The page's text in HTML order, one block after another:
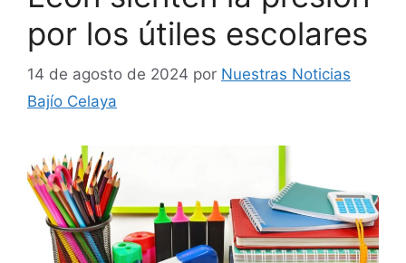
por los útiles escolares
14 de agosto de 2024 por Nuestras Noticias
Bajío Celaya